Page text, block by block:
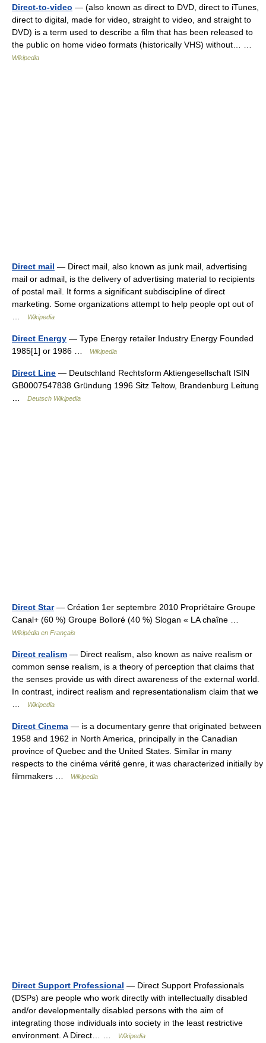
Direct-to-video — (also known as direct to DVD, direct to iTunes,
direct to digital, made for video, straight to video, and straight to
DVD) is a term used to describe a film that has been released to
the public on home video formats (historically VHS) without… …
Wikipedia
Direct mail — Direct mail, also known as junk mail, advertising
mail or admail, is the delivery of advertising material to recipients
of postal mail. It forms a significant subdiscipline of direct
marketing. Some organizations attempt to help people opt out of
Wikipedia
Direct Energy — Type Energy retailer Industry Energy Founded
1985[1] or 1986 …
Wikipedia
Direct Line — Deutschland Rechtsform Aktiengesellschaft ISIN
GB0007547838 Gründung 1996 Sitz Teltow, Brandenburg Leitung
Deutsch Wikipedia
Direct Star— Création 1er septembre 2010 Propriétaire Groupe
Canal+ (60 %) Groupe Bolloré (40 %) Slogan « LA chaîne …
Wikipédia en Français
Direct realism — Direct realism, also known as naive realism or
common sense realism, is a theory of perception that claims that
the senses provide us with direct awareness of the external world.
In contrast, indirect realism and representationalism claim that we
Wikipedia
Direct Cinema — is a documentary genre that originated between
1958 and 1962 in North America, principally in the Canadian
province of Quebec and the United States. Similar in many
respects to the cinéma vérité genre, it was characterized initially by
filmmakers …
Wikipedia
Direct Support Professional — Direct Support Professionals
(DSPs) are people who work directly with intellectually disabled
and/or developmentally disabled persons with the aim of
integrating those individuals into society in the least restrictive
environment. A Direct… …
Wikipedia